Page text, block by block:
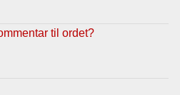
til ordet?